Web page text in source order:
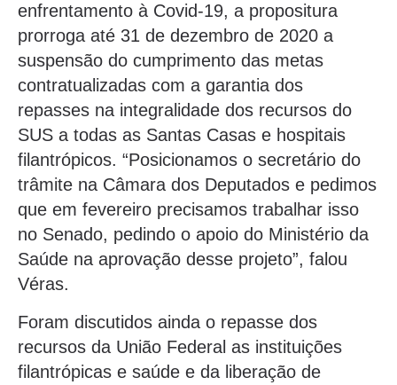
enfrentamento à Covid-19, a propositura
prorroga até 31 de dezembro de 2020 a
suspensão do cumprimento das metas
contratualizadas com a garantia dos
repasses na integralidade dos recursos do
SUS a todas as Santas Casas e hospitais
filantrópicos. “Posicionamos o secretário do
trâmite na Câmara dos Deputados e pedimos
que em fevereiro precisamos trabalhar isso
no Senado, pedindo o apoio do Ministério da
Saúde na aprovação desse projeto”, falou
Véras.
Foram discutidos ainda o repasse dos
recursos da União Federal as instituições
filantrópicas e saúde e da liberação de